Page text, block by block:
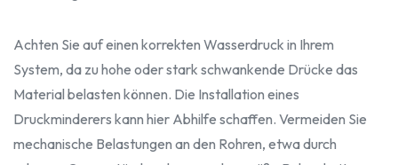
Achten Sie auf einen korrekten Wasserdruck in Ihrem
System, da zu hohe oder stark schwankende Drücke das
Material belasten können. Die Installation eines
Druckminderers kann hier Abhilfe schaffen. Vermeiden Sie
mechanische Belastungen an den Rohren, etwa durch